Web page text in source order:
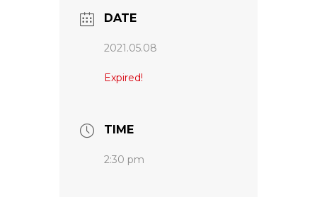
DATE
2021.05.08
Expired!
TIME
2:30 pm